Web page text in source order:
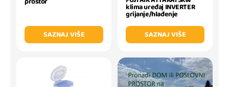
SAZNAJ VIŠE
klima uređaj INVERTER
grijanje/hlađenje
SAZNAJ VIŠE